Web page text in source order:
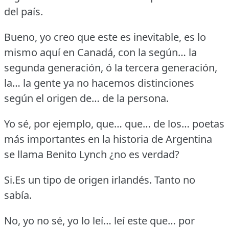
del país.
Bueno, yo creo que este es inevitable, es lo
mismo aquí en Canadá, con la según… la
segunda generación, ó la tercera generación,
la… la gente ya no hacemos distinciones
según el origen de… de la persona.
Yo sé, por ejemplo, que… que… de los… poetas
más importantes en la historia de Argentina
se llama Benito Lynch ¿no es verdad?
Si.Es un tipo de origen irlandés. Tanto no
sabía.
No, yo no sé, yo lo leí… leí este que… por